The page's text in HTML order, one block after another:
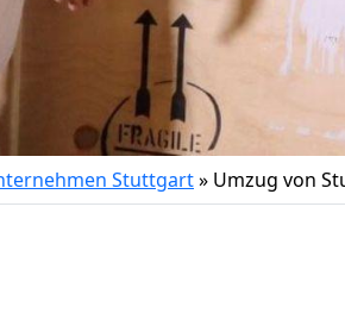
Stuttgart» Umzug von